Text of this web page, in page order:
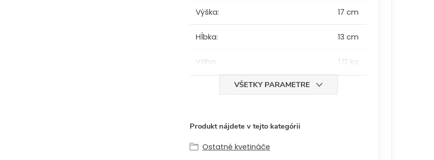
Výška: 17 cm
Hĺbka: 13 cm
Váha: 1,12 kg
VŠETKY PARAMETRE
Produkt nájdete v tejto kategórii
Ostatné kvetináče